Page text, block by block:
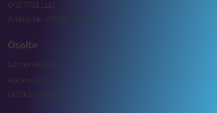
Arkisin klo 09:00 -15:00
045 7731 1111
Osoite
Rockway Oy
Lemuntie 3-5
00510 Helsinki